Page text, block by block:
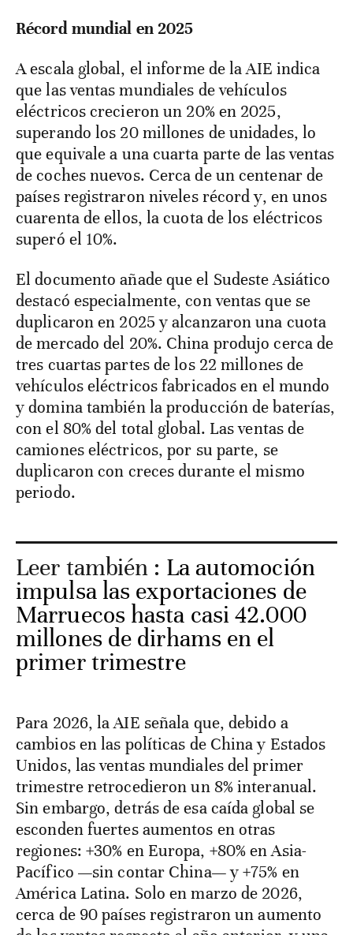
Récord mundial en 2025
A escala global, el informe de la AIE indica
que las ventas mundiales de vehículos
eléctricos crecieron un 20% en 2025,
superando los 20 millones de unidades, lo
que equivale a una cuarta parte de las ventas
de coches nuevos. Cerca de un centenar de
países registraron niveles récord y, en unos
cuarenta de ellos, la cuota de los eléctricos
superó el 10%.
El documento añade que el Sudeste Asiático
destacó especialmente, con ventas que se
duplicaron en 2025 y alcanzaron una cuota
de mercado del 20%. China produjo cerca de
tres cuartas partes de los 22 millones de
vehículos eléctricos fabricados en el mundo
y domina también la producción de baterías,
con el 80% del total global. Las ventas de
camiones eléctricos, por su parte, se
duplicaron con creces durante el mismo
periodo.
Leer también : La automoción
impulsa las exportaciones de
Marruecos hasta casi 42.000
millones de dirhams en el
primer trimestre
Para 2026, la AIE señala que, debido a
cambios en las políticas de China y Estados
Unidos, las ventas mundiales del primer
trimestre retrocedieron un 8% interanual.
Sin embargo, detrás de esa caída global se
esconden fuertes aumentos en otras
regiones: +30% en Europa, +80% en Asia-
Pacífico —sin contar China— y +75% en
América Latina. Solo en marzo de 2026,
cerca de 90 países registraron un aumento